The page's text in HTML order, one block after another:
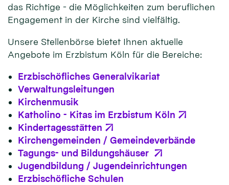
das Richtige - die Möglichkeiten zum beruflichen
Engagement in der Kirche sind vielfältig.
Unsere Stellenbörse bietet Ihnen aktuelle
Angebote im Erzbistum Köln für die Bereiche:
Erzbischöfliches Generalvikariat
Verwaltungsleitungen
Kirchenmusik
Katholino - Kitas im Erzbistum Köln
Kindertagesstätten
Kirchengemeinden / Gemeindeverbände
Tagungs- und Bildungshäuser
Jugendbildung / Jugendeinrichtungen
Erzbischöfliche Schulen